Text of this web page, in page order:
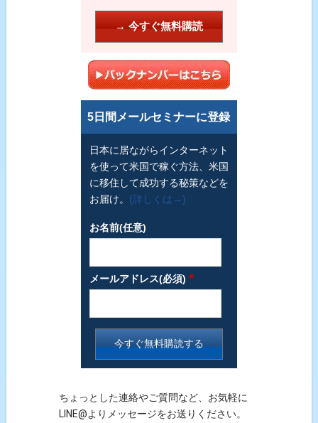
5日間メールセミナーに登録
日本に居ながらインターネット
を使って米国で稼ぐ方法、米国
に移住して成功する秘策などを
お届け。 (詳しくは→)
お名前(任意)
メールアドレス(必須) *
ちょっとした連絡やご質問など、お気軽に
LINE@よりメッセージをお送りください。